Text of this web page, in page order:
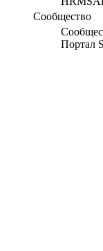
Сообщество
Портал